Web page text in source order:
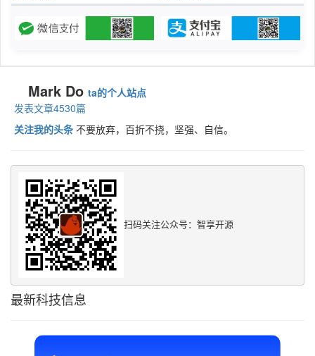
Mark Do ta的个人站点
发表文章4530篇
关注我的头条 不要放弃，百折不挠，坚强、自信。
扫码关注公众号：智享开源
最新科技信息